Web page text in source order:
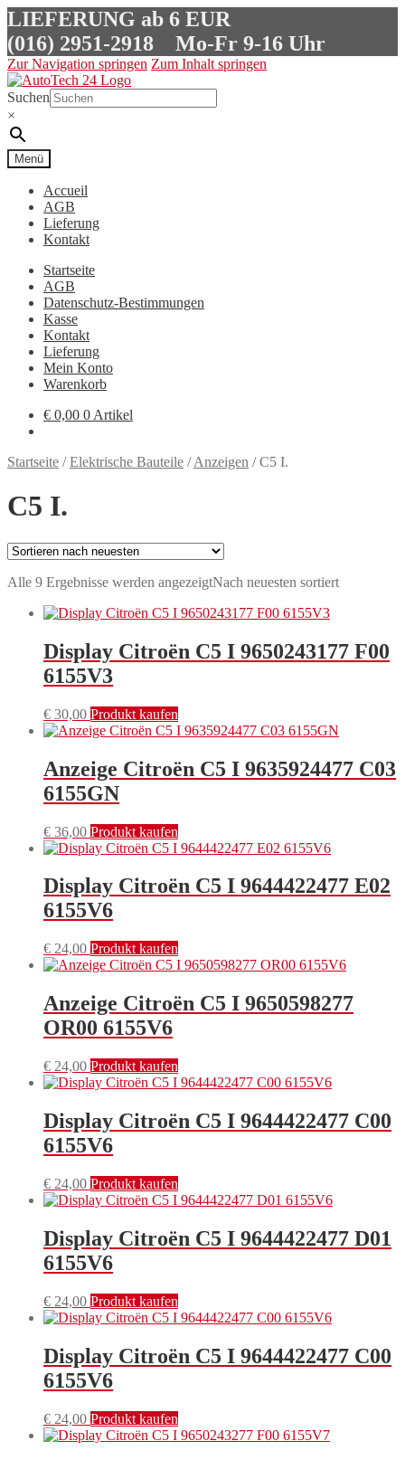
LIEFERUNG ab 6 EUR
(016) 2951-2918 Mo-Fr 9-16 Uhr
Zur Navigation springen Zum Inhalt springen
Suchen
×
Menü
Accueil
AGB
Lieferung
Kontakt
Startseite
AGB
Datenschutz-Bestimmungen
Kasse
Kontakt
Lieferung
Mein Konto
Warenkorb
€ 0,00 0 Artikel
Startseite /Elektrische Bauteile /Anzeigen /C5 I.
C5 I.
Alle 9 Ergebnisse werden angezeigtNach neuesten sortiert
Display Citroën C5 I 9650243177 F00
6155V3
€ 30,00 Produkt kaufen
Anzeige Citroën C5 I 9635924477 C03
6155GN
€ 36,00 Produkt kaufen
Display Citroën C5 I 9644422477 E02
6155V6
€ 24,00 Produkt kaufen
Anzeige Citroën C5 I 9650598277
OR00 6155V6
€ 24,00 Produkt kaufen
Display Citroën C5 I 9644422477 C00
6155V6
€ 24,00 Produkt kaufen
Display Citroën C5 I 9644422477 D01
6155V6
€ 24,00 Produkt kaufen
Display Citroën C5 I 9644422477 C00
6155V6
€ 24,00 Produkt kaufen